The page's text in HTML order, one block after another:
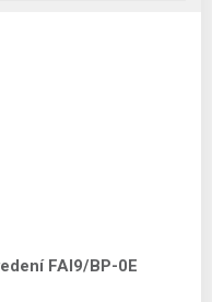
FAI9/BP-0E